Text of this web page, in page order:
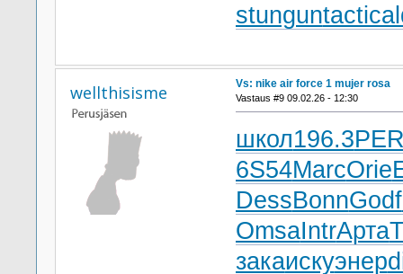
stungun
wellthisisme Vs: nike air force 1 mujer rosa
Vastaus #9 09.02.26 - 12:30
школ196.3
6S54MarcOrie
DessBonnGodf
OmsaIntrАрта
закаискуэнер